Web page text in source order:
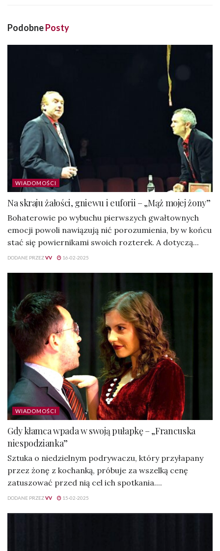
PodobnePosty
WIADOMOŚCI
Na skraju żałości, gniewu i euforii – „Mąż mojej żony”
Bohaterowie po wybuchu pierwszych gwałtownych
emocji powoli nawiązują nić porozumienia, by w końcu
stać się powiernikami swoich rozterek. A dotyczą...
DODANE PRZEZVV 16-02-2025
WIADOMOŚCI
Gdy kłamca wpada w swoją pułapkę – „Francuska
niespodzianka”
Sztuka o niedzielnym podrywaczu, który przyłapany
przez żonę z kochanką, próbuje za wszelką cenę
zatuszować przed nią cel ich spotkania....
DODANE PRZEZVV 15-02-2025